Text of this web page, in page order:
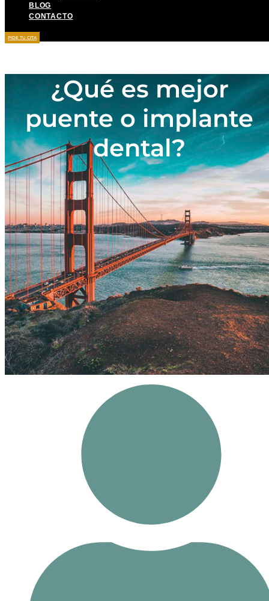
BLOG
CONTACTO
PIDE TU CITA
¿Qué es mejor
puente o implante
dental?